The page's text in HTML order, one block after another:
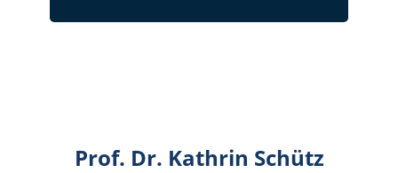
Prof. Dr. Kathrin Schütz